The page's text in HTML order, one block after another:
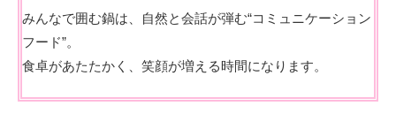
みんなで囲む鍋は、自然と会話が弾む“コミュニケーション
フード”。
食卓があたたかく、笑顔が増える時間になります。